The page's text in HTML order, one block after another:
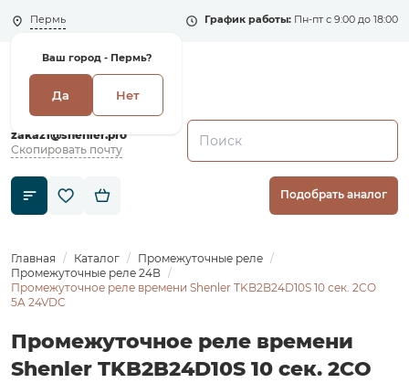
Пермь
Ваш город - Пермь?
Да Нет
График работы: Пн-пт с 9:00 до 18:00
+7 (495) 135-135-5
zakaz1@shenler.pro
Скопировать почту
Подобрать аналог
Главная Каталог
Промежуточные реле
Промежуточные реле 24В
Промежуточное реле времени Shenler TKB2B24D10S 10 сек. 2CO
5A 24VDC
Промежуточное реле времени
Shenler TKB2B24D10S 10 сек. 2CO